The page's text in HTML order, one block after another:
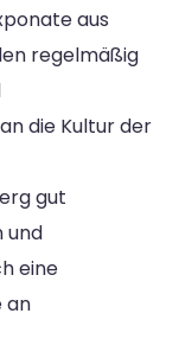
aus
regelmäßig
die Kultur der
gut
und
eine
an